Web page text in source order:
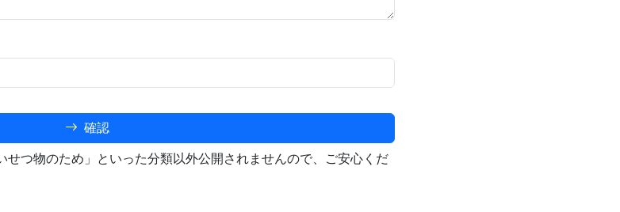
確認
せつ物のため」といった分類以外公開されませんので、ご安心くだ